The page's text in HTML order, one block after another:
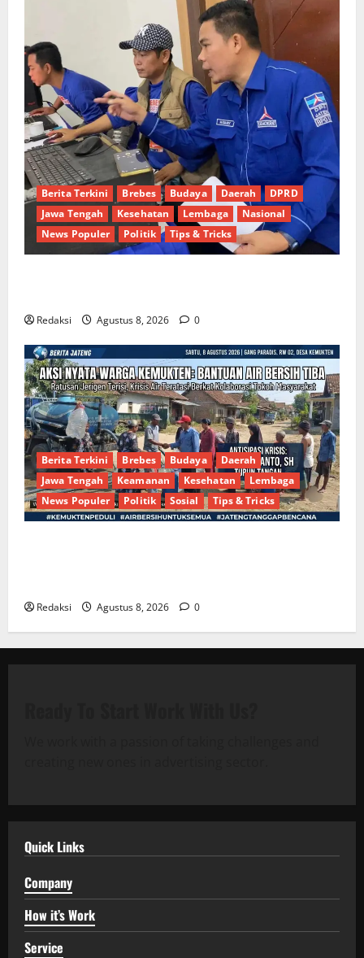
Berita Terkini Brebes Budaya Daerah
DPRD
Jawa Tengah
Kesehatan Lembaga
Nasional
News Populer
Politik Tips & Tricks
Redaksi Agustus 8, 2026 0
Berita Terkini Brebes Budaya
Daerah
Jawa Tengah
Keamanan Kesehatan
Lembaga
News Populer
Politik Sosial Tips & Tricks
Redaksi Agustus 8, 2026 0
Quick Links
Company
How it’s Work
Service